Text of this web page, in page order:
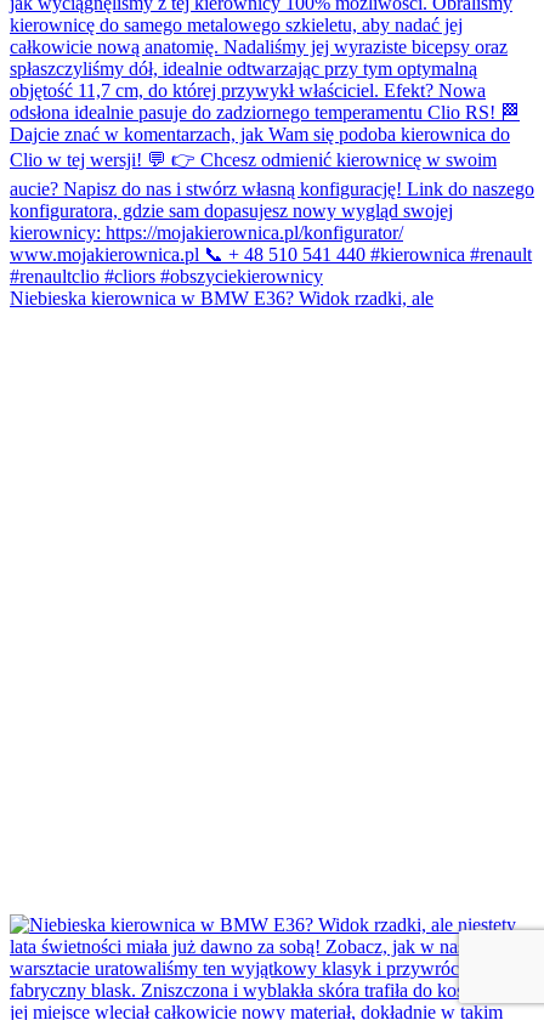
Niebieska kierownica w BMW E36? Widok rzadki, ale